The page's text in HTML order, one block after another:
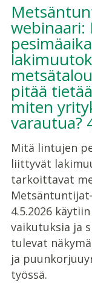
webinaari:
pitää
miten
varautua?
Mitä lintujen
liittyvät
tarkoittavat
4.5.2026
vaikutuksia ja
tulevat
ja
työssä.